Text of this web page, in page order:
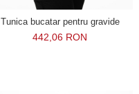
Tunica bucatar pentru gravide
442,06 RON